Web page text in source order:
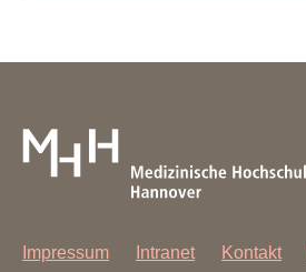
Impressum Intranet Kontakt